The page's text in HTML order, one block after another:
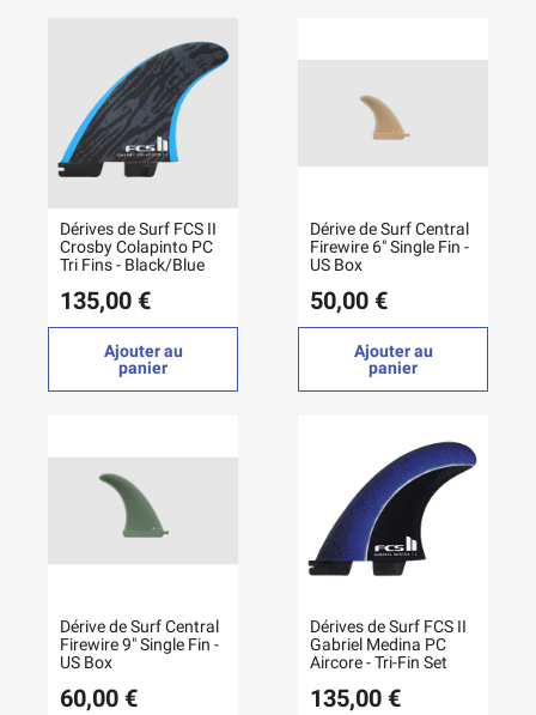
Dérives de Surf FCS II
Crosby Colapinto PC
Tri Fins - Black/Blue
135,00 €
Ajouter au
panier
Dérive de Surf Central
Firewire 6" Single Fin -
US Box
50,00 €
Ajouter au
panier
Dérive de Surf Central
Firewire 9" Single Fin -
US Box
60,00 €
Dérives de Surf FCS II
Gabriel Medina PC
Aircore - Tri-Fin Set
135,00 €